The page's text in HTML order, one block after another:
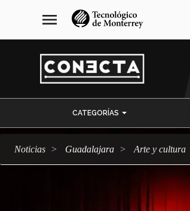
navegación
principal
menu
CATEGORÍAS
Noticias Guadalajara arte y cultura